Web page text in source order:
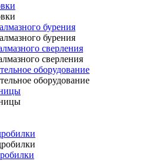
бурения
бурения
сверления
сверления
оборудование
оборудование